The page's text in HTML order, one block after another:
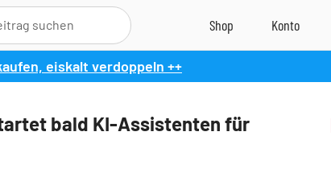
eiskalt verdoppeln ++
bald KI-Assistenten für